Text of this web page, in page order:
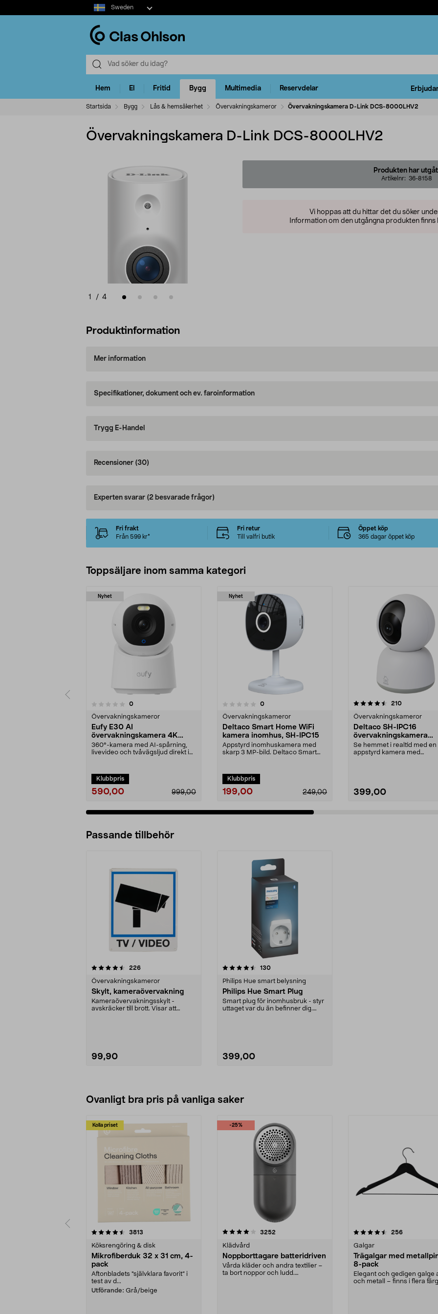
Select
market
Sweden
Hem El Fritid Bygg Multimedia Reservdelar
Startsida Bygg Lås & hemsäkerhet Övervakningskameror Övervakningskamera D-Link DCS-8000LHV2
Övervakningskamera D-Link DCS-8000LHV2
1 / 4
Produkten har
Artikelnr: 36-8158
Vi hoppas att du hittar det du söker
Information om den utgångna produkten finns
Produktinformation
Mer information
Specifikationer, dokument och ev. faroinformation
Trygg E-Handel
Recensioner (30)
Experten svarar (2 besvarade frågor)
Fri frakt
Från 599 kr*
Fri retur
Till valfri butik
Öppet köp
365 dagar öppet köp
Toppsäljare inom samma kategori
Nyhet
0recensioner
Övervakningskameror
Eufy E30 AI
övervakningskamera 4K
inomhus
360°-kamera med AI-spårning,
livevideo och tvåvägsljud direkt i
Klubbpris
590,00 999,00
Nyhet
0.0 av 5 stjärnor 0recensioner
Övervakningskameror
Deltaco Smart Home WiFi
kamera inomhus, SH-IPC15
Appstyrd inomhuskamera med
skarp 3 MP-bild. Deltaco Smart
Klubbpris
199,00 249,00
4.5 av 5 stjärnor 210recensioner
Övervakningskameror
Deltaco SH-IPC16
övervakningskamera
inomhus WiFi
Se hemmet i realtid med en
appstyrd kamera med
399,00
4.5 av 5 stjärnor
Passande tillbehör
226recensioner
Övervakningskameror
Skylt, kameraövervakning
Kameraövervakningsskylt -
avskräcker till brott. Visar att
99,90
4.5av 5 stjärnor 130recensioner
Philips Hue smart belysning
Philips Hue Smart Plug
Smart plug för inomhusbruk - styr
uttaget var du än befinner dig.
399,00
Ovanligt bra pris på vanliga saker
Kolla priset
3813
Köksrengöring & disk
Mikrofiberduk 32 x 31 cm, 4-
pack
Aftonbladets "självklara favorit” i
test av d...
Utförande: Grå/beige
-25%
4.0av 5 stjärnor 3252
Klädvård
Noppborttagare batteridriven
Vårda kläder och andra textilier –
ta bort noppor och ludd.
4.5av 5 stjärnor 256recensioner
Galgar
Trägalgar med
8-pack
Elegant och gedigen galge
och metall – finns i flera
4.0av 5 stjärnor